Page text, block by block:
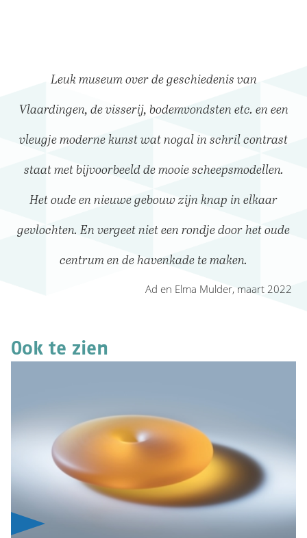
Leuk museum over de geschiedenis van
Vlaardingen, de visserij, bodemvondsten etc. en een
vleugje moderne kunst wat nogal in schril contrast
staat met bijvoorbeeld de mooie scheepsmodellen.
Het oude en nieuwe gebouw zijn knap in elkaar
gevlochten. En vergeet niet een rondje door het oude
centrum en de havenkade te maken.
Ad en Elma Mulder, maart 2022
Ook te zien